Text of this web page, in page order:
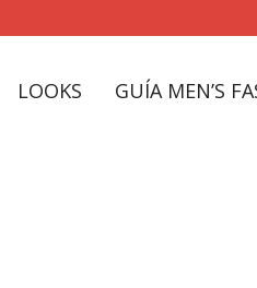
LOOKS GUÍA MEN’S